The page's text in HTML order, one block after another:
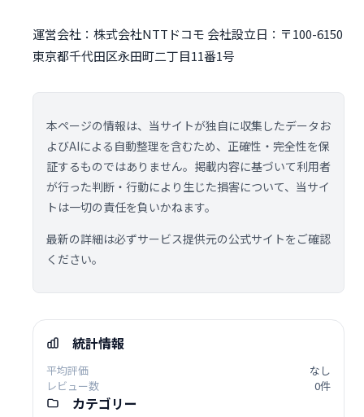
運営会社：株式会社NTTドコモ 会社設立日：〒100-6150
東京都千代田区永田町二丁目11番1号
本ページの情報は、当サイトが独自に収集したデータお
よびAIによる自動整理を含むため、正確性・完全性を保
証するものではありません。掲載内容に基づいて利用者
が行った判断・行動により生じた損害について、当サイ
トは一切の責任を負いかねます。
最新の詳細は必ずサービス提供元の公式サイトをご確認
ください。
統計情報
平均評価
なし
レビュー数
0件
カテゴリー